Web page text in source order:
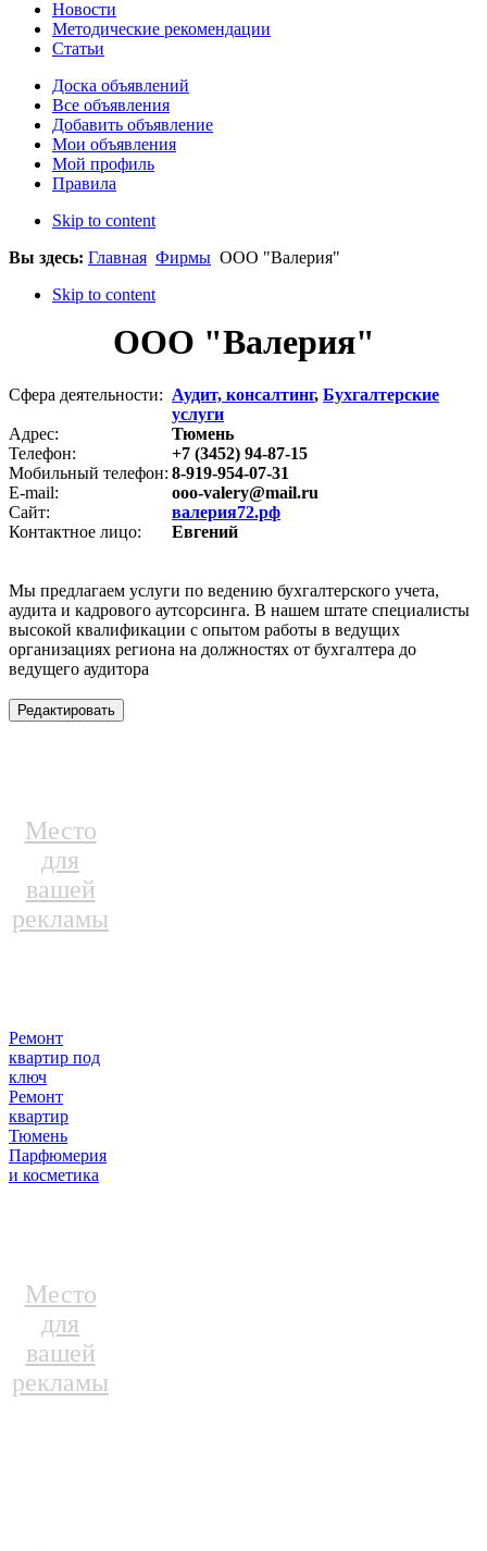
Новости
Методические рекомендации
Статьи
Доска объявлений
Все объявления
Добавить объявление
Мои объявления
Мой профиль
Правила
Skip to content
Вы здесь: Главная Фирмы ООО "Валерия"
Skip to content
ООО "Валерия"
Сфера деятельности: Аудит, консалтинг, Бухгалтерские
услуги
Адрес:
Тюмень
Телефон:
+7 (3452) 94-87-15
Мобильный телефон: 8-919-954-07-31
E-mail:
ooo-valery@mail.ru
Сайт:
валерия72.рф
Контактное лицо:
Евгений
Мы предлагаем услуги по ведению бухгалтерского учета,
аудита и кадрового аутсорсинга. В нашем штате специалисты
высокой квалификации с опытом работы в ведущих
организациях региона на должностях от бухгалтера до
ведущего аудитора
Место
для
вашей
рекламы
Ремонт
квартир под
ключ
Ремонт
квартир
Тюмень
Парфюмерия
и косметика
Место
для
вашей
рекламы